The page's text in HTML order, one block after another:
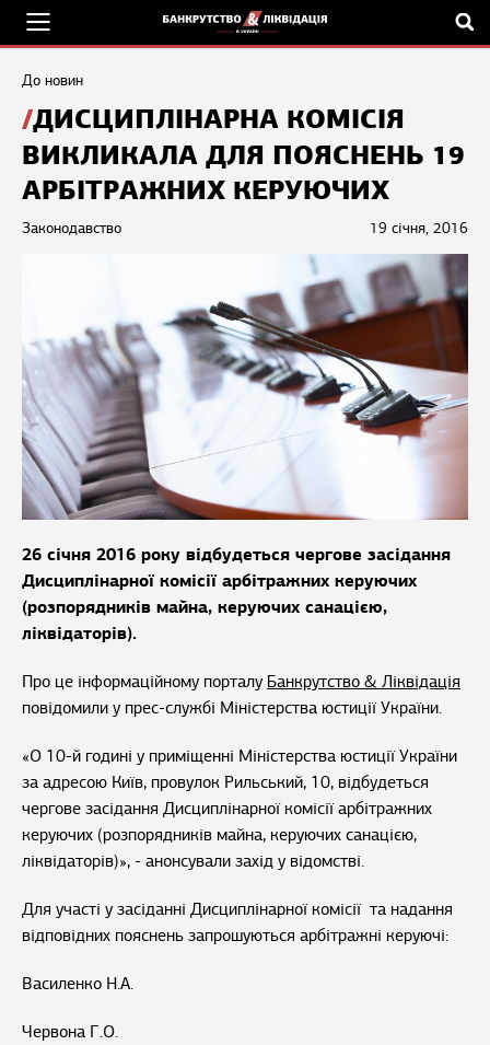
До новин
ДИСЦИПЛІНАРНА КОМІСІЯ
ВИКЛИКАЛА ДЛЯ ПОЯСНЕНЬ 19
АРБІТРАЖНИХ КЕРУЮЧИХ
19 січня, 2016
Законодавство
26 січня 2016 року відбудеться чергове засідання
Дисциплінарної комісії арбітражних керуючих
(розпорядників майна, керуючих санацією,
ліквідаторів).
Про це інформаційному порталу Банкрутство & Ліквідація
повідомили у прес-службі Міністерства юстиції України.
«О 10-й годині у приміщенні Міністерства юстиції України
за адресою Київ, провулок Рильський, 10, відбудеться
чергове засідання Дисциплінарної комісії арбітражних
керуючих (розпорядників майна, керуючих санацією,
ліквідаторів)», - анонсували захід у відомстві.
Для участі у засіданні Дисциплінарної комісії та надання
відповідних пояснень запрошуються арбітражні керуючі:
Василенко Н.А.
Червона Г.О.